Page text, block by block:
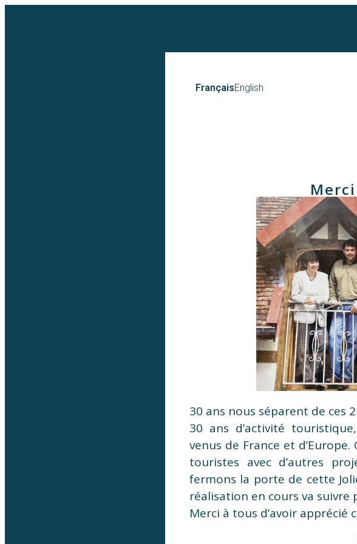
FrançaisEnglish
30 ans nous séparent de ces
30 ans d’activité
venus de France et
touristes avec d’autres
fermons la porte de cette
réalisation en cours va suivre
Merci à tous d’avoir apprécié